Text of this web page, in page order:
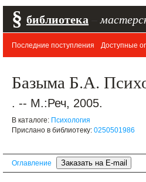
§ библиотека
Последние поступления Доступные
Базыма Б.А.
. -- М.:Реч, 2005.
В каталоге: Психология
Прислано в библиотеку: 0250501986
Оглавление